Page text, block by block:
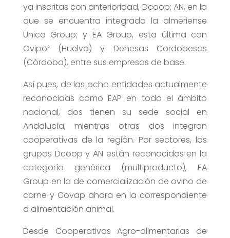
ya inscritas con anterioridad, Dcoop; AN, en la
que se encuentra integrada la almeriense
Unica Group; y EA Group, esta última con
Ovipor (Huelva) y Dehesas Cordobesas
(Córdoba), entre sus empresas de base.
Así pues, de las ocho entidades actualmente
reconocidas como EAP en todo el ámbito
nacional, dos tienen su sede social en
Andalucía, mientras otras dos integran
cooperativas de la región. Por sectores, los
grupos Dcoop y AN están reconocidos en la
categoría genérica (multiproducto), EA
Group en la de comercialización de ovino de
carne y Covap ahora en la correspondiente
a alimentación animal.
Desde Cooperativas Agro-alimentarias de